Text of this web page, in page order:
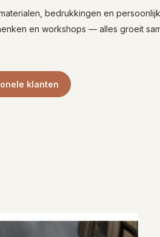
bedrukkingen en
en workshops — alles groeit
klanten